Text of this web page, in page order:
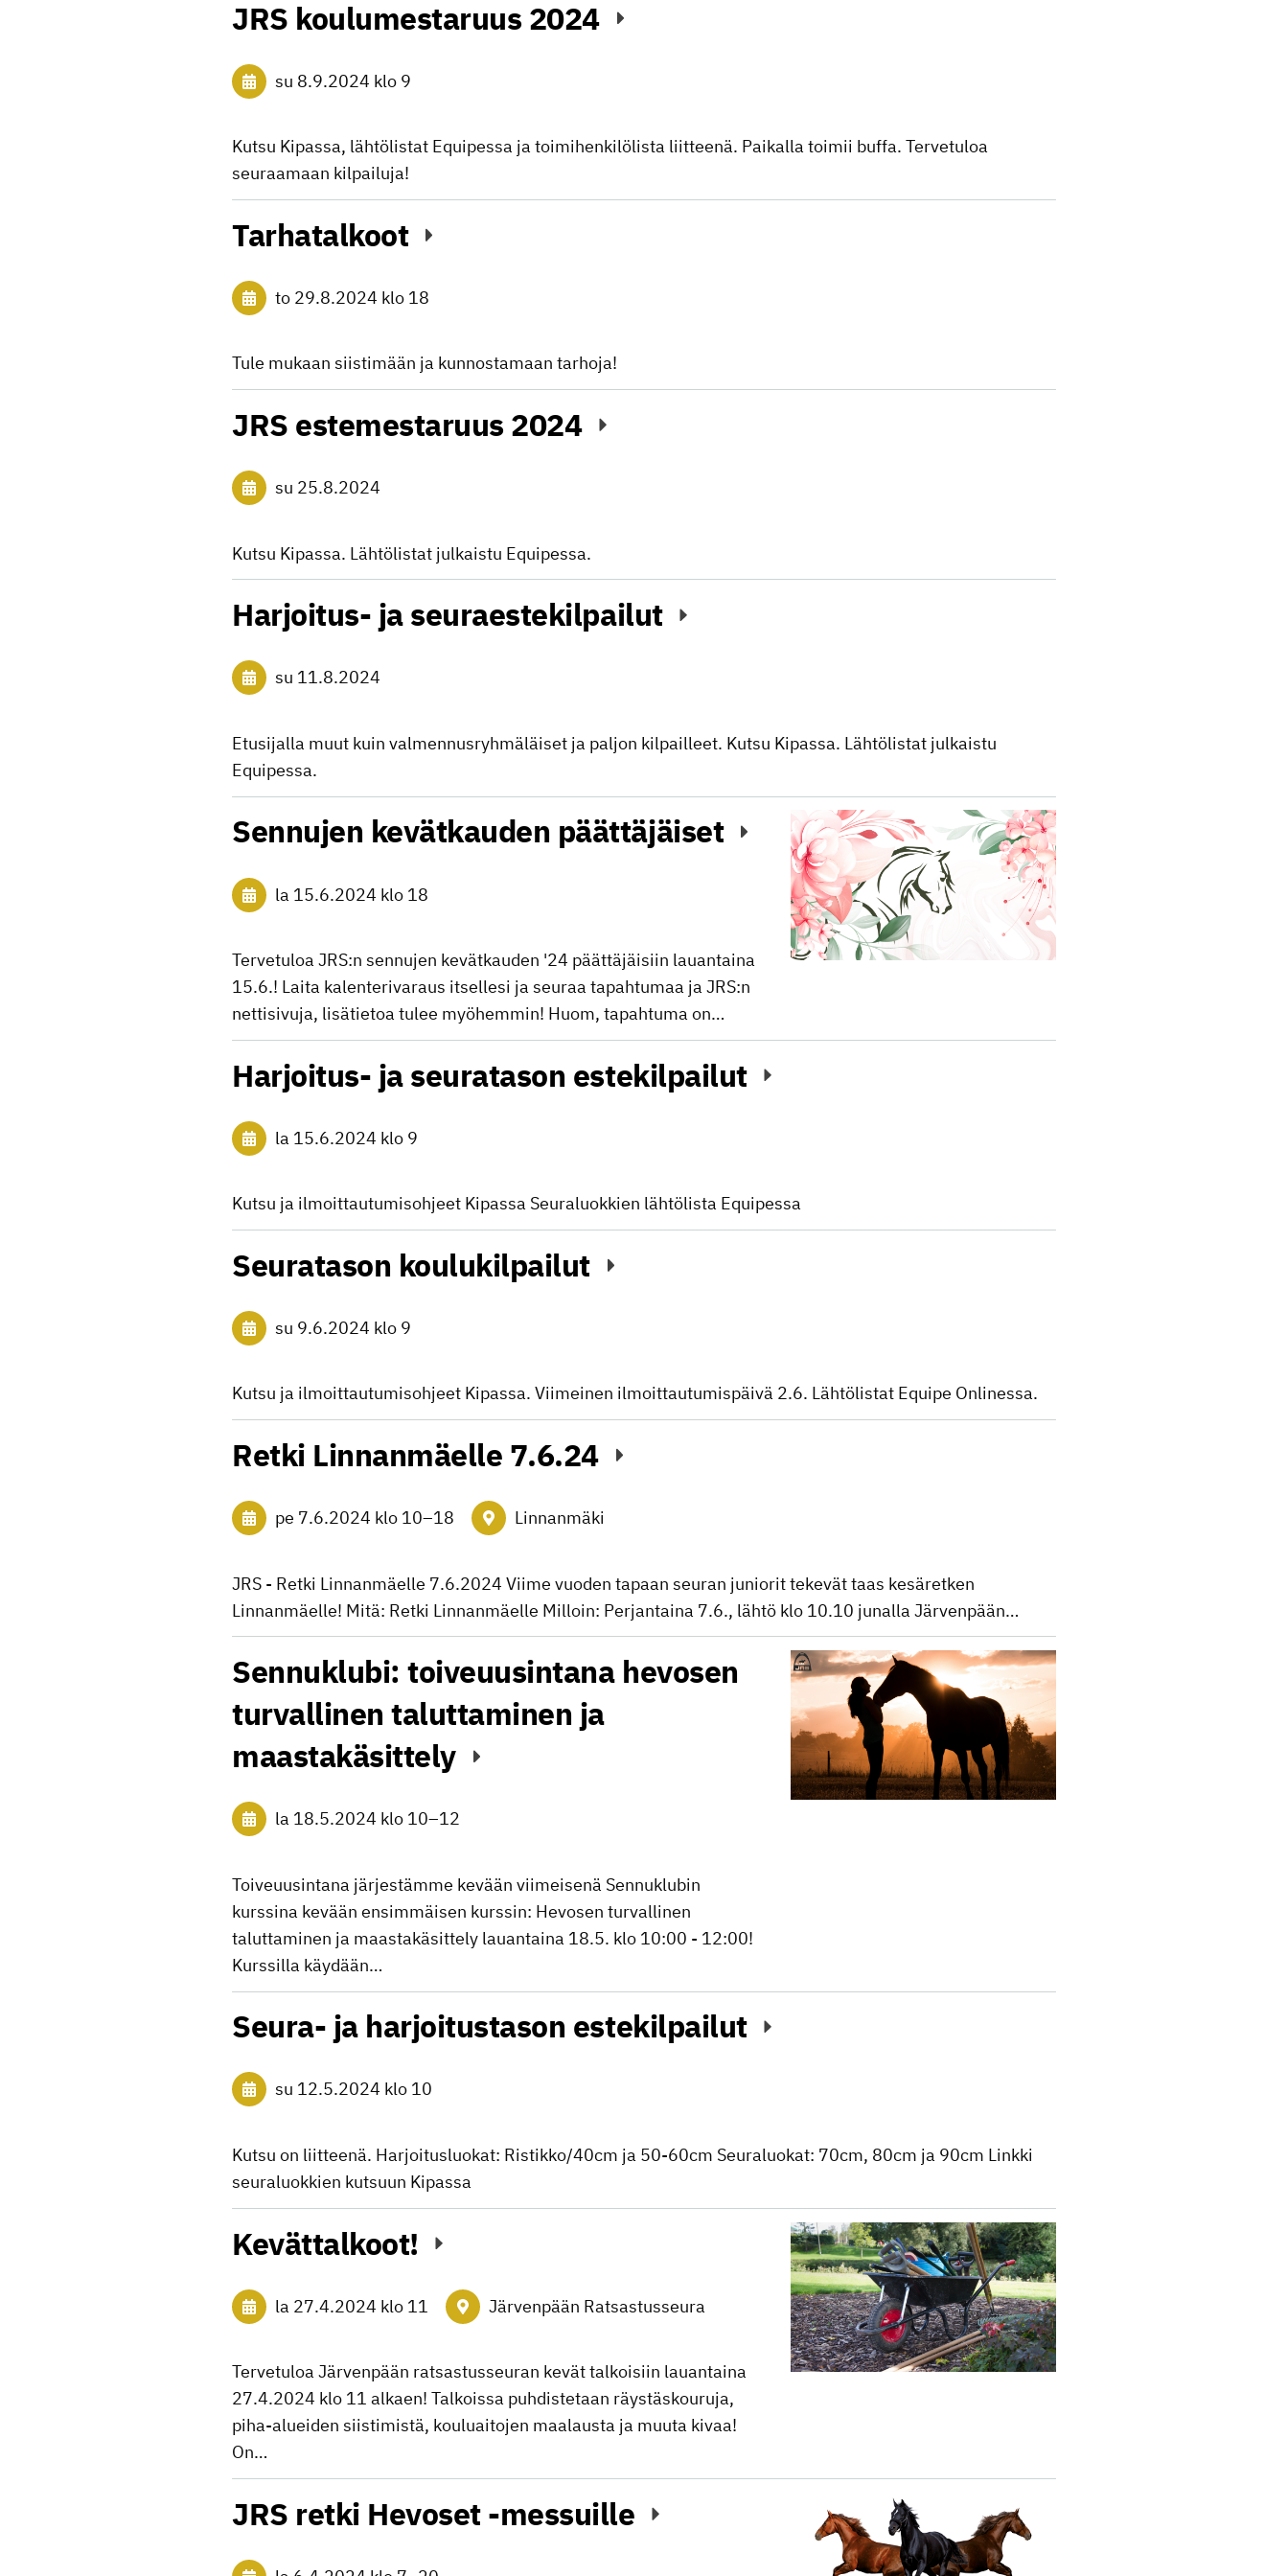
JRS koulumestaruus 2024
su 8.9.2024 klo 9
Kutsu Kipassa, lähtölistat Equipessa ja toimihenkilölista liitteenä. Paikalla toimii buffa. Tervetuloa
seuraamaan kilpailuja!
Tarhatalkoot
to 29.8.2024 klo 18
Tule mukaan siistimään ja kunnostamaan tarhoja!
JRS estemestaruus 2024
su 25.8.2024
Kutsu Kipassa. Lähtölistat julkaistu Equipessa.
Harjoitus- ja seuraestekilpailut
su 11.8.2024
Etusijalla muut kuin valmennusryhmäläiset ja paljon kilpailleet. Kutsu Kipassa. Lähtölistat julkaistu
Equipessa.
Sennujen kevätkauden päättäjäiset
la 15.6.2024 klo 18
Tervetuloa JRS:n sennujen kevätkauden '24 päättäjäisiin lauantaina
15.6.! Laita kalenterivaraus itsellesi ja seuraa tapahtumaa ja JRS:n
nettisivuja, lisätietoa tulee myöhemmin! Huom, tapahtuma on…
Harjoitus- ja seuratason estekilpailut
la 15.6.2024 klo 9
Kutsu ja ilmoittautumisohjeet Kipassa Seuraluokkien lähtölista Equipessa
Seuratason koulukilpailut
su 9.6.2024 klo 9
Kutsu ja ilmoittautumisohjeet Kipassa. Viimeinen ilmoittautumispäivä 2.6. Lähtölistat Equipe Onlinessa.
Retki Linnanmäelle 7.6.24
pe 7.6.2024 klo 10–18 Linnanmäki
JRS - Retki Linnanmäelle 7.6.2024 Viime vuoden tapaan seuran juniorit tekevät taas kesäretken
Linnanmäelle! Mitä: Retki Linnanmäelle Milloin: Perjantaina 7.6., lähtö klo 10.10 junalla Järvenpään…
Sennuklubi: toiveuusintana hevosen
turvallinen taluttaminen ja
maastakäsittely
la 18.5.2024 klo 10–12
Toiveuusintana järjestämme kevään viimeisenä Sennuklubin
kurssina kevään ensimmäisen kurssin: Hevosen turvallinen
taluttaminen ja maastakäsittely lauantaina 18.5. klo 10:00 - 12:00!
Kurssilla käydään…
Seura- ja harjoitustason estekilpailut
su 12.5.2024 klo 10
Kutsu on liitteenä. Harjoitusluokat: Ristikko/40cm ja 50-60cm Seuraluokat: 70cm, 80cm ja 90cm Linkki
seuraluokkien kutsuun Kipassa
Kevättalkoot!
la 27.4.2024 klo 11 Järvenpään Ratsastusseura
Tervetuloa Järvenpään ratsastusseuran kevät talkoisiin lauantaina
27.4.2024 klo 11 alkaen! Talkoissa puhdistetaan räystäskouruja,
piha-alueiden siistimistä, kouluaitojen maalausta ja muuta kivaa!
On…
JRS retki Hevoset -messuille